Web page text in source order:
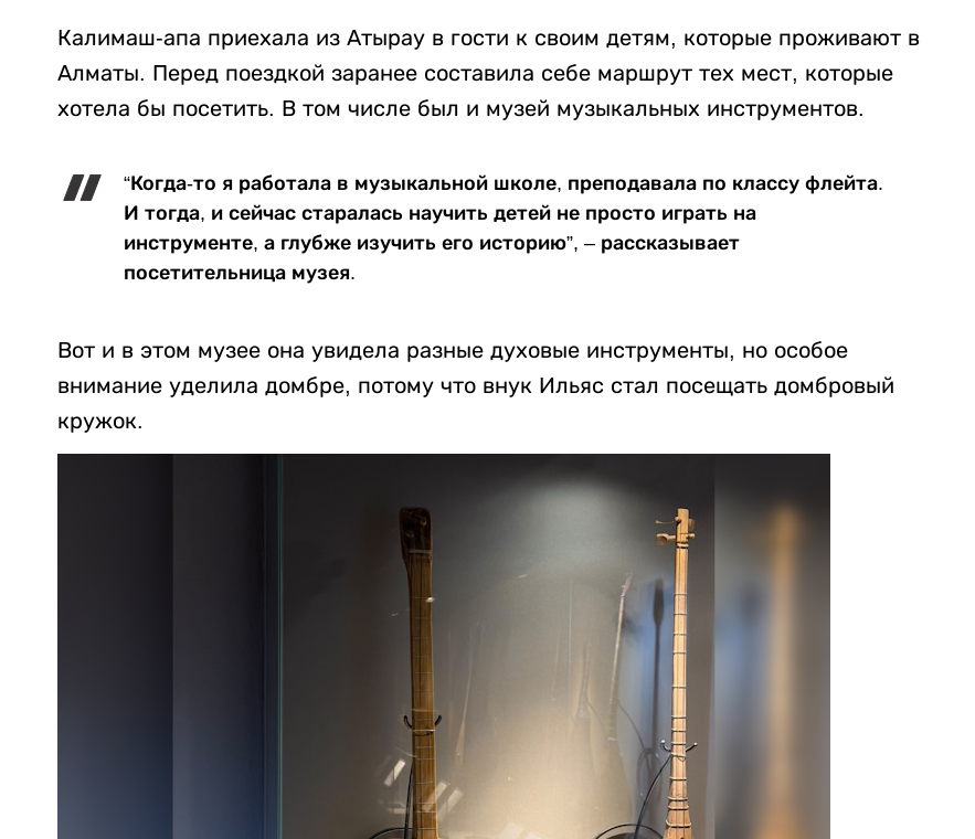
Калимаш-апа приехала из Атырау в гости к своим детям, которые проживают в
Алматы. Перед поездкой заранее составила себе маршрут тех мест, которые
хотела бы посетить. В том числе был и музей музыкальных инструментов.
“Когда-то я работала в музыкальной школе, преподавала по классу флейта.
И тогда, и сейчас старалась научить детей не просто играть на
инструменте, а глубже изучить его историю”, – рассказывает
посетительница музея.
Вот и в этом музее она увидела разные духовые инструменты, но особое
внимание уделила домбре, потому что внук Ильяс стал посещать домбровый
кружок.